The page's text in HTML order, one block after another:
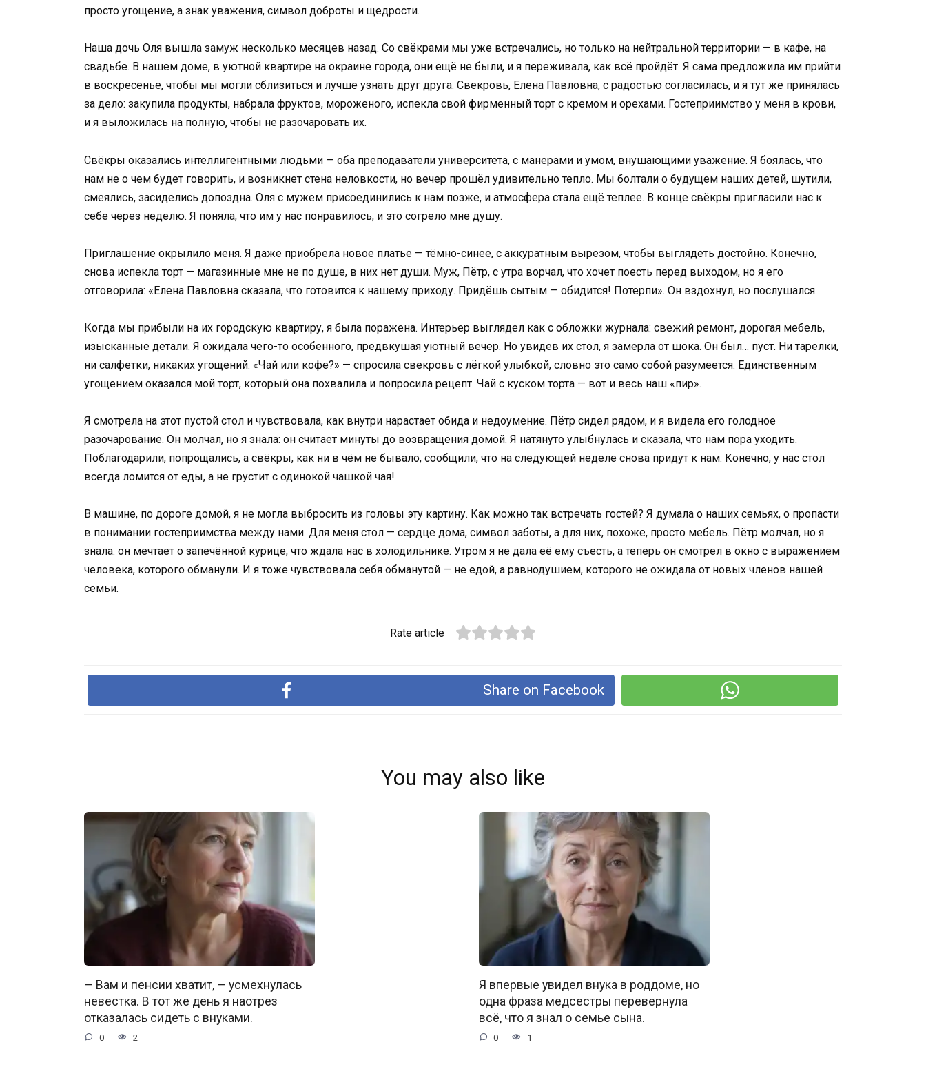
просто угощение, а знак уважения, символ доброты и щедрости.
Наша дочь Оля вышла замуж несколько месяцев назад. Со свёкрами мы уже встречались, но только на нейтральной территории — в кафе, на
свадьбе. В нашем доме, в уютной квартире на окраине города, они ещё не были, и я переживала, как всё пройдёт. Я сама предложила им прийти
в воскресенье, чтобы мы могли сблизиться и лучше узнать друг друга. Свекровь, Елена Павловна, с радостью согласилась, и я тут же принялась
за дело: закупила продукты, набрала фруктов, мороженого, испекла свой фирменный торт с кремом и орехами. Гостеприимство у меня в крови,
и я выложилась на полную, чтобы не разочаровать их.
Свёкры оказались интеллигентными людьми — оба преподаватели университета, с манерами и умом, внушающими уважение. Я боялась, что
нам не о чем будет говорить, и возникнет стена неловкости, но вечер прошёл удивительно тепло. Мы болтали о будущем наших детей, шутили,
смеялись, засиделись допоздна. Оля с мужем присоединились к нам позже, и атмосфера стала ещё теплее. В конце свёкры пригласили нас к
себе через неделю. Я поняла, что им у нас понравилось, и это согрело мне душу.
Приглашение окрылило меня. Я даже приобрела новое платье — тёмно-синее, с аккуратным вырезом, чтобы выглядеть достойно. Конечно,
снова испекла торт — магазинные мне не по душе, в них нет души. Муж, Пётр, с утра ворчал, что хочет поесть перед выходом, но я его
отговорила: «Елена Павловна сказала, что готовится к нашему приходу. Придёшь сытым — обидится! Потерпи». Он вздохнул, но послушался.
Когда мы прибыли на их городскую квартиру, я была поражена. Интерьер выглядел как с обложки журнала: свежий ремонт, дорогая мебель,
изысканные детали. Я ожидала чего-то особенного, предвкушая уютный вечер. Но увидев их стол, я замерла от шока. Он был… пуст. Ни тарелки,
ни салфетки, никаких угощений. «Чай или кофе?» — спросила свекровь с лёгкой улыбкой, словно это само собой разумеется. Единственным
угощением оказался мой торт, который она похвалила и попросила рецепт. Чай с куском торта — вот и весь наш «пир».
Я смотрела на этот пустой стол и чувствовала, как внутри нарастает обида и недоумение. Пётр сидел рядом, и я видела его голодное
разочарование. Он молчал, но я знала: он считает минуты до возвращения домой. Я натянуто улыбнулась и сказала, что нам пора уходить.
Поблагодарили, попрощались, а свёкры, как ни в чём не бывало, сообщили, что на следующей неделе снова придут к нам. Конечно, у нас стол
всегда ломится от еды, а не грустит с одинокой чашкой чая!
В машине, по дороге домой, я не могла выбросить из головы эту картину. Как можно так встречать гостей? Я думала о наших семьях, о пропасти
в понимании гостеприимства между нами. Для меня стол — сердце дома, символ заботы, а для них, похоже, просто мебель. Пётр молчал, но я
знала: он мечтает о запечённой курице, что ждала нас в холодильнике. Утром я не дала её ему съесть, а теперь он смотрел в окно с выражением
человека, которого обманули. И я тоже чувствовала себя обманутой — не едой, а равнодушием, которого не ожидала от новых членов нашей
семьи.
Rate article
Share on Facebook
You may also like
— Вам и пенсии хватит, — усмехнулась
невестка. В тот же день я наотрез
отказалась сидеть с внуками.
0 2
Я впервые увидел внука в роддоме, но
одна фраза медсестры перевернула
всё, что я знал о семье сына.
0 1